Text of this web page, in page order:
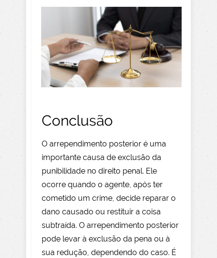
Conclusão
O arrependimento posterior é uma
importante causa de exclusão da
punibilidade no direito penal. Ele
ocorre quando o agente, após ter
cometido um crime, decide reparar o
dano causado ou restituir a coisa
subtraída. O arrependimento posterior
pode levar à exclusão da pena ou à
sua redução, dependendo do caso. É